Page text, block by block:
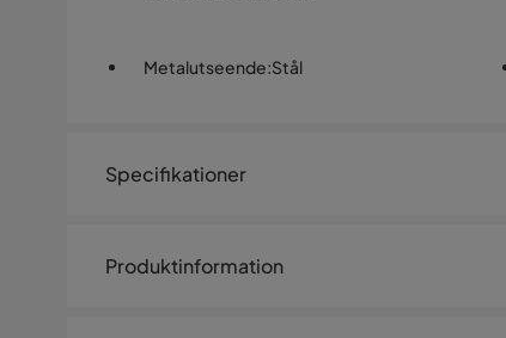
Metalutseende:Stål
Specifikationer
Storlek
Produktinformation